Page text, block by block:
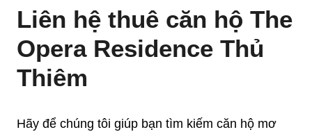
Liên hệ thuê căn hộ The
Opera Residence Thủ
Thiêm
Hãy để chúng tôi giúp bạn tìm kiếm căn hộ mơ